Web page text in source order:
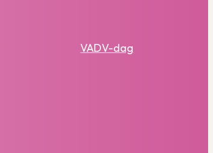
VADV-dag